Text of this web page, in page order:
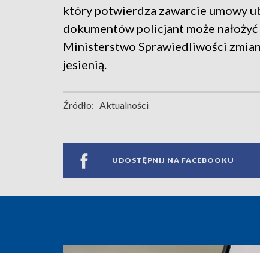
który potwierdza zawarcie umowy
dokumentów policjant może
Ministerstwo Sprawiedliwości
jesienią.
Źródło: Aktualności
UDOSTĘPNIJ NA FACEBOOKU